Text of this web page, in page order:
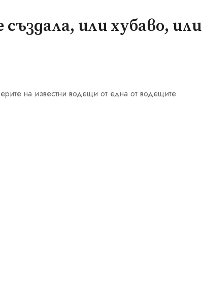
или хубаво, или
на известни водещи от една от водещите